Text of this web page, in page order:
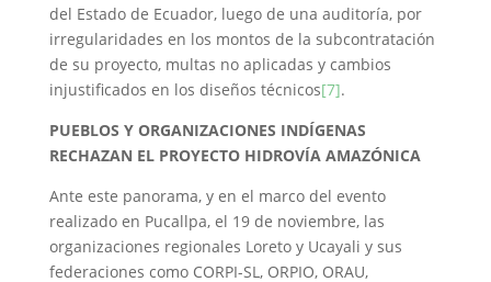
del Estado de Ecuador, luego de una auditoría, por
irregularidades en los montos de la subcontratación
de su proyecto, multas no aplicadas y cambios
injustificados en los diseños técnicos[7].
PUEBLOS Y ORGANIZACIONES INDÍGENAS
RECHAZAN EL PROYECTO HIDROVÍA AMAZÓNICA
Ante este panorama, y en el marco del evento
realizado en Pucallpa, el 19 de noviembre, las
organizaciones regionales Loreto y Ucayali y sus
federaciones como CORPI-SL, ORPIO, ORAU,